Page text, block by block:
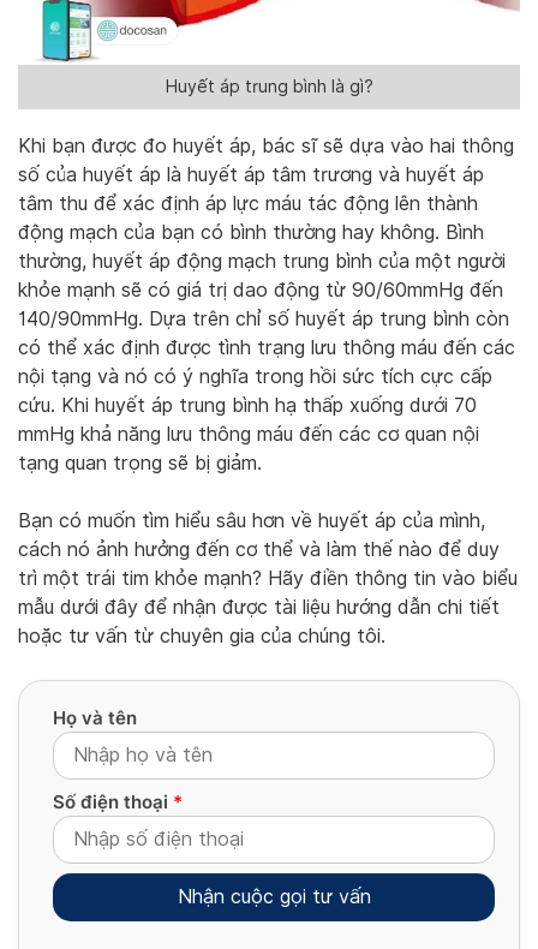
Huyết áp trung bình là gì?
Khi bạn được đo huyết áp, bác sĩ sẽ dựa vào hai thông
số của huyết áp là huyết áp tâm trương và huyết áp
tâm thu để xác định áp lực máu tác động lên thành
động mạch của bạn có bình thường hay không. Bình
thường, huyết áp động mạch trung bình của một người
khỏe mạnh sẽ có giá trị dao động từ 90/60mmHg đến
140/90mmHg. Dựa trên chỉ số huyết áp trung bình còn
có thể xác định được tình trạng lưu thông máu đến các
nội tạng và nó có ý nghĩa trong hồi sức tích cực cấp
cứu. Khi huyết áp trung bình hạ thấp xuống dưới 70
mmHg khả năng lưu thông máu đến các cơ quan nội
tạng quan trọng sẽ bị giảm.
Bạn có muốn tìm hiểu sâu hơn về huyết áp của mình,
cách nó ảnh hưởng đến cơ thể và làm thế nào để duy
trì một trái tim khỏe mạnh? Hãy điền thông tin vào biểu
mẫu dưới đây để nhận được tài liệu hướng dẫn chi tiết
hoặc tư vấn từ chuyên gia của chúng tôi.
Họ và tên
Số điện thoại *